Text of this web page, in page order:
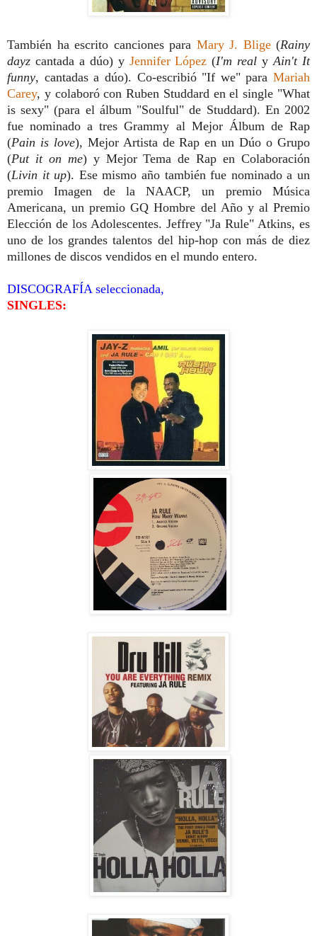
También ha escrito canciones para Mary J. Blige(Rainy
dayz cantada a dúo) y Jennifer López (I'm real yAin't It
funny, cantadas a dúo). Co-escribió "If we" para Mariah
Carey, y colaboró con Ruben Studdard en el single "What
is sexy" (para el álbum "Soulful" de Studdard). En 2002
fue nominado a tres Grammy al Mejor Álbum de Rap
(Pain is love), Mejor Artista de Rap en un Dúo o Grupo
(Put it on me) y Mejor Tema de Rap en Colaboración
(Livin it up). Ese mismo año también fue nominado a un
premio Imagen de la NAACP, un premio Música
Americana, un premio GQ Hombre del Año y al Premio
Elección de los Adolescentes. Jeffrey "Ja Rule" Atkins, es
uno de los grandes talentos del hip-hop con más de diez
millones de discos vendidos en el mundo entero.
DISCOGRAFÍA seleccionada,
SINGLES: